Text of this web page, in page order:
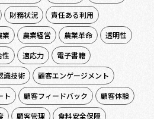
財務状況
責任ある利用
業 農業経営 農業革命
透明性
性 適応力
電子書籍
識技術
顧客エンゲージメント
ト 顧客フィードバック
顧客体験
顧客管理
食料安全保障